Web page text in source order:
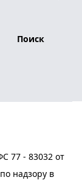
Поиск
77 - 83032 от
надзору в